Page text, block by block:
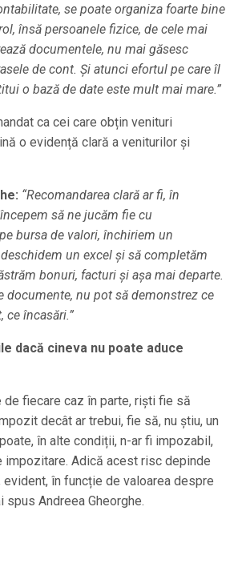
se poate organiza foarte bine
însă persoanele fizice, de cele mai
documentele, nu mai găsesc
de cont. Și atunci efortul pe care îl
o bază de date este mult mai mare.”
ca cei care obțin venituri
o evidență clară a veniturilor și
“Recomandarea clară ar fi, în
să ne jucăm fie cu
bursa de valori, închiriem un
un excel și să completăm
bonuri, facturi și așa mai departe.
documente, nu pot să demonstrez ce
ce încasări.”
dacă cineva nu poate aduce
de fiecare caz în parte, riști fie să
decât ar trebui, fie să, nu știu, un
în alte condiții, n-ar fi impozabil,
impozitare. Adică acest risc depinde
evident, în funcție de valoarea despre
spus Andreea Gheorghe.